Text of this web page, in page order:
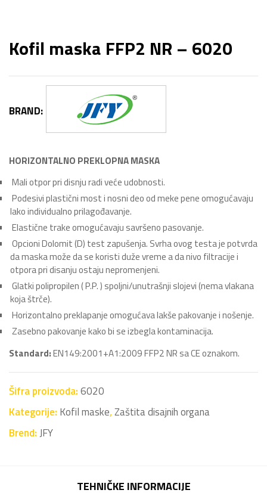
Kofil maska FFP2 NR – 6020
BRAND:
HORIZONTALNO PREKLOPNA MASKA
Mali otpor pri disnju radi veće udobnosti.
Podesivi plastični most i nosni deo od meke pene omogućavaju
lako individualno prilagođavanje.
Elastične trake omogućavaju savršeno pasovanje.
Opcioni Dolomit (D) test zapušenja. Svrha ovog testa je potvrda
da maska može da se koristi duže vreme a da nivo filtracije i
otpora pri disanju ostaju nepromenjeni.
Glatki polipropilen ( P.P. ) spoljni/unutrašnji slojevi (nema vlakana
koja štrče).
Horizontalno preklapanje omogućava lakše pakovanje i nošenje.
Zasebno pakovanje kako bi se izbegla kontaminacija.
Standard:EN149:2001+A1:2009 FFP2 NR sa CE oznakom.
Šifra proizvoda:6020
Kategorije: Kofil maske,Zaštita disajnih organa
Brend:JFY
TEHNIČKE INFORMACIJE